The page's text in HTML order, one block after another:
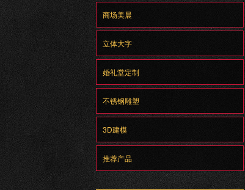
商场美晨
立体大字
婚礼堂定制
不锈钢雕塑
3D建模
推荐产品